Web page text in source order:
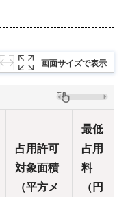
画面サイズで表示
占用許可
対象面積
（平方メ
最低
占用
料
（円